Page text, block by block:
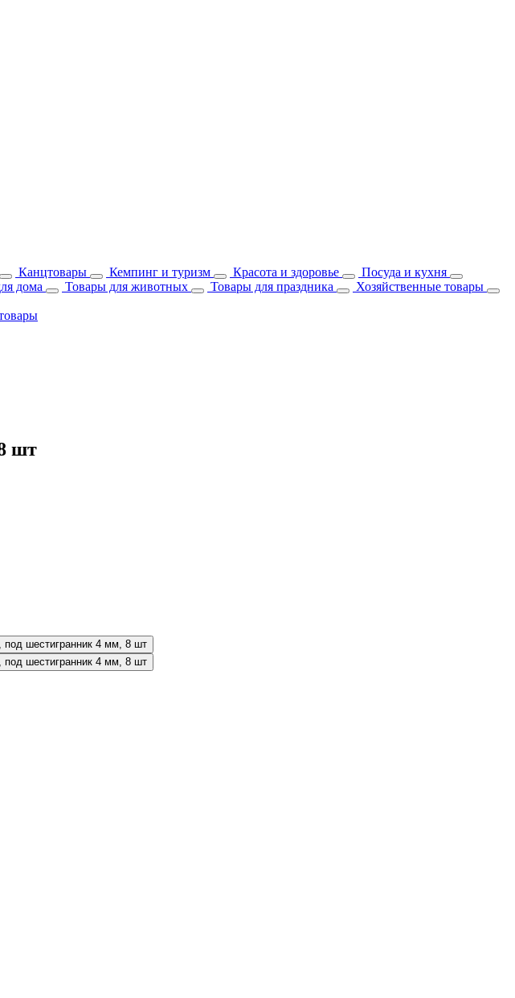
Канцтовары Кемпинг и туризм Красота и здоровье
Посуда и кухня
дома Товары для животных Товары для праздника
Хозяйственные товары
шт